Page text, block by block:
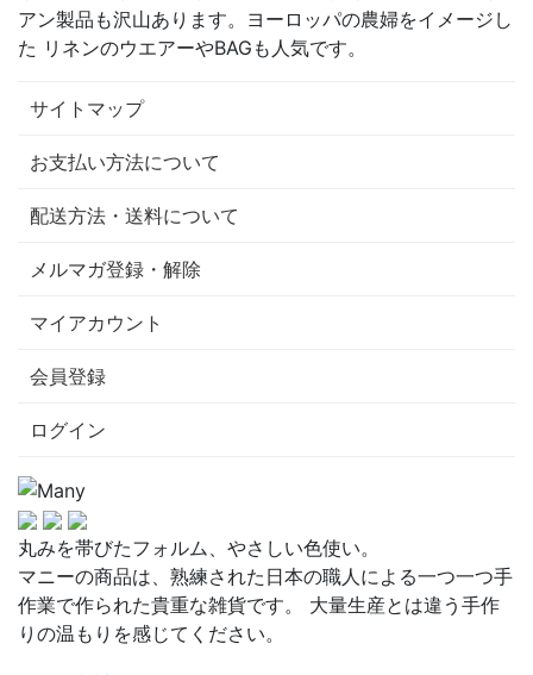
アン製品も沢山あります。ヨーロッパの農婦をイメージし
た リネンのウエアーやBAGも人気です。
サイトマップ
お支払い方法について
配送方法・送料について
メルマガ登録・解除
マイアカウント
会員登録
ログイン
丸みを帯びたフォルム、やさしい色使い。
マニーの商品は、熟練された日本の職人による一つ一つ手
作業で作られた貴重な雑貨です。 大量生産とは違う手作
りの温もりを感じてください。